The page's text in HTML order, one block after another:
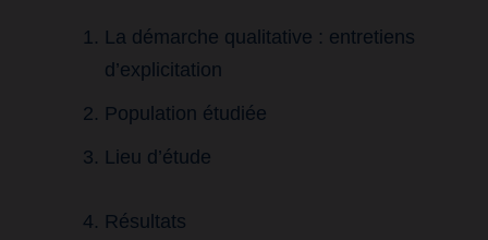
La démarche qualitative : entretiens
d’explicitation
Population étudiée
Lieu d’étude
Résultats